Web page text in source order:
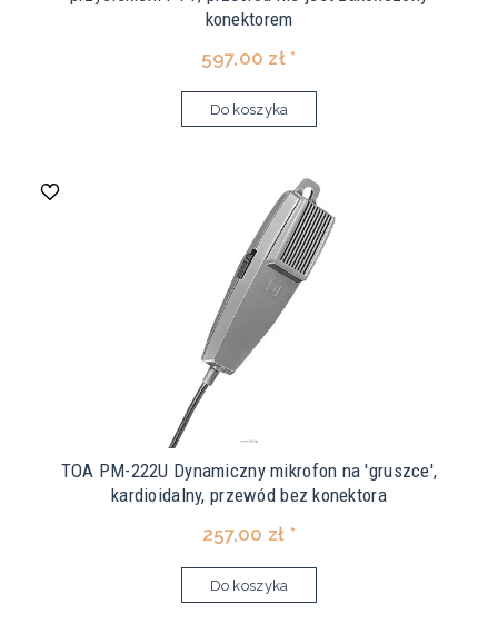
konektorem
597,00 zł *
Do koszyka
TOA PM-222U Dynamiczny mikrofon na 'gruszce',
kardioidalny, przewód bez konektora
257,00 zł *
Do koszyka